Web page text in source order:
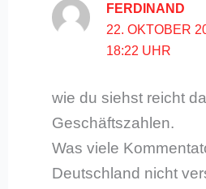
FERDINAND
22. OKTOBER
18:22 UHR
wie du siehst reicht
Geschäftszahlen.
Was viele
Deutschland nicht